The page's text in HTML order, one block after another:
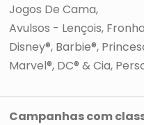
Jogos De Cama
Avulsos - Lençois,
Disney®, Barbie®,
Marvel®, DC® & Cia
Campanhas com